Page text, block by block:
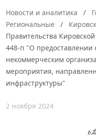
Новости и аналитика
Региональные
Правительства
448-п "О предоставлении
некоммерческим
мероприятия,
инфраструктуры"
2 ноября 2024